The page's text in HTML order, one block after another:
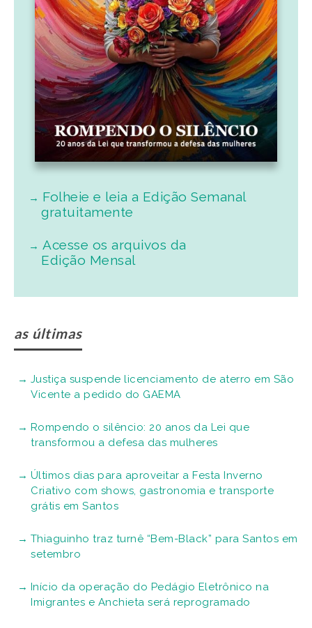
Folheie e leia a Edição Semanal
gratuitamente
Acesse os arquivos da
Edição Mensal
as últimas
Justiça suspende licenciamento de aterro em São
Vicente a pedido do GAEMA
Rompendo o silêncio: 20 anos da Lei que
transformou a defesa das mulheres
Últimos dias para aproveitar a Festa Inverno
Criativo com shows, gastronomia e transporte
grátis em Santos
Thiaguinho traz turnê “Bem-Black” para Santos em
setembro
Início da operação do Pedágio Eletrônico na
Imigrantes e Anchieta será reprogramado